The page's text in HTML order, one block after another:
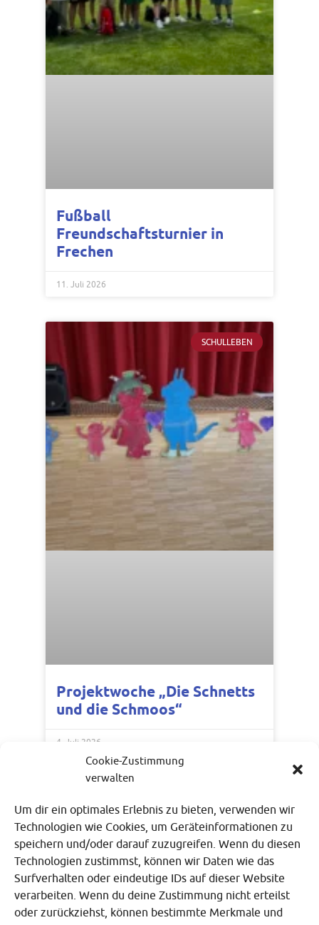
Cookie-Zustimmung
verwalten
Um dir ein optimales Erlebnis zu bieten, verwenden wir
Technologien wie Cookies, um Geräteinformationen zu
speichern und/oder darauf zuzugreifen. Wenn du diesen
Technologien zustimmst, können wir Daten wie das
Surfverhalten oder eindeutige IDs auf dieser Website
verarbeiten. Wenn du deine Zustimmung nicht erteilst
oder zurückziehst, können bestimmte Merkmale und
Fußball
Freundschaftsturnier in
Frechen
11. Juli 2026
SCHULLEBEN
Projektwoche „Die Schnetts
und die Schmoos“
4. Juli 2026